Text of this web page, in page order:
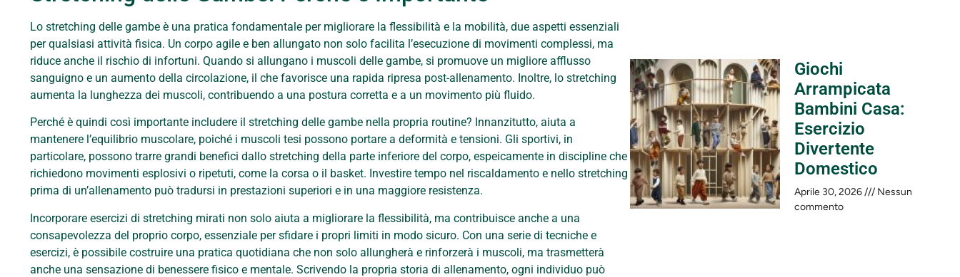
Lo stretching delle gambe è una pratica fondamentale per migliorare la flessibilità e la mobilità, due aspetti essenziali
per qualsiasi attività fisica. Un corpo agile e ben allungato non solo facilita l’esecuzione di movimenti complessi, ma
riduce anche il rischio di infortuni. Quando si allungano i muscoli delle gambe, si promuove un migliore afflusso
sanguigno e un aumento della circolazione, il che favorisce una rapida ripresa post-allenamento. Inoltre, lo stretching
aumenta la lunghezza dei muscoli, contribuendo a una postura corretta e a un movimento più fluido.
Perché è quindi così importante includere il stretching delle gambe nella propria routine? Innanzitutto, aiuta a
mantenere l’equilibrio muscolare, poiché i muscoli tesi possono portare a deformità e tensioni. Gli sportivi, in
particolare, possono trarre grandi benefici dallo stretching della parte inferiore del corpo, espeicamente in discipline che
richiedono movimenti esplosivi o ripetuti, come la corsa o il basket. Investire tempo nel riscaldamento e nello stretching
prima di un’allenamento può tradursi in prestazioni superiori e in una maggiore resistenza.
Incorporare esercizi di stretching mirati non solo aiuta a migliorare la flessibilità, ma contribuisce anche a una
consapevolezza del proprio corpo, essenziale per sfidare i propri limiti in modo sicuro. Con una serie di tecniche e
esercizi, è possibile costruire una pratica quotidiana che non solo allungherà e rinforzerà i muscoli, ma trasmetterà
anche una sensazione di benessere fisico e mentale. Scrivendo la propria storia di allenamento, ogni individuo può
Giochi
Arrampicata
Bambini Casa:
Esercizio
Divertente
Domestico
Aprile 30, 2026
Nessun
commento